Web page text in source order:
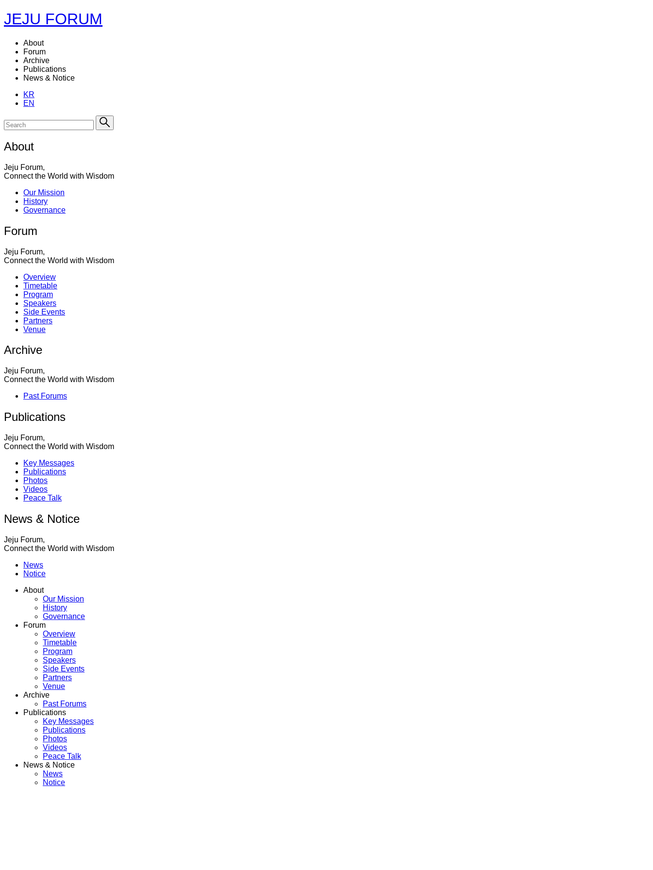
JEJU FORUM
About
Forum
Archive
Publications
News & Notice
KR
EN
About
Jeju Forum,
Connect the World with Wisdom
Our Mission
History
Governance
Forum
Jeju Forum,
Connect the World with Wisdom
Overview
Timetable
Program
Speakers
Side Events
Partners
Venue
Archive
Jeju Forum,
Connect the World with Wisdom
Past Forums
Publications
Jeju Forum,
Connect the World with Wisdom
Key Messages
Publications
Photos
Videos
Peace Talk
News & Notice
Jeju Forum,
Connect the World with Wisdom
News
Notice
About
Our Mission
History
Governance
Forum
Overview
Timetable
Program
Speakers
Side Events
Partners
Venue
Archive
Past Forums
Publications
Key Messages
Publications
Photos
Videos
Peace Talk
News & Notice
News
Notice